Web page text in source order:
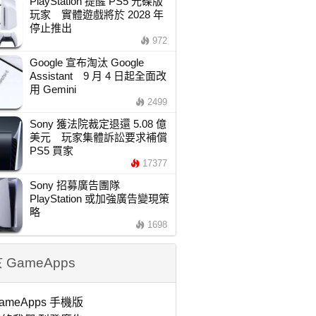
玩家 實體遊戲將於 2028 年
停止推出
972
Google 宣布淘汰 Google
Assistant 9 月 4 日起全面改
用 Gemini
2499
Sony 獲法院裁定退還 5.08 億
美元 玩家集體訴訟要求補償
PS5 買家
17377
Sony 招募廣告團隊
PlayStation 或加強廣告變現策
略
1698
GameApps
手機版